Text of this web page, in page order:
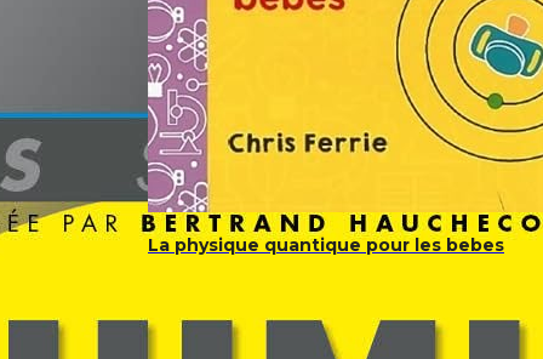
La physique quantique pour les bebes